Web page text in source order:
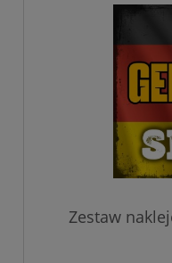
Zestaw